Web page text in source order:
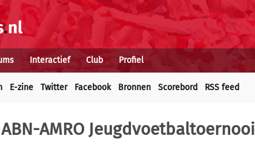
Interactief Club Profiel
E-zine Twitter Facebook Bronnen Scorebord RSS feed
AMRO Jeugdvoetbaltoernooi